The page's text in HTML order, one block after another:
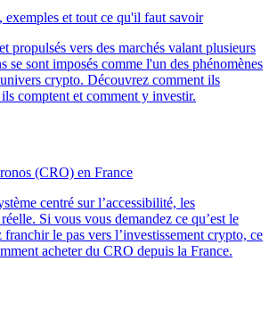
et tout ce qu'il faut savoir
propulsés vers des marchés valant plusieurs
se sont imposés comme l'un des phénomènes
crypto. Découvrez comment ils
comptent et comment y investir.
(CRO) en France
centré sur l’accessibilité, les
Si vous vous demandez ce qu’est le
le pas vers l’investissement crypto, ce
acheter du CRO depuis la France.